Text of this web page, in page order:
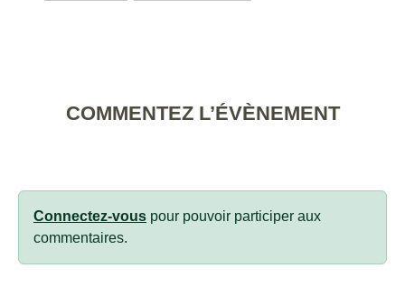
COMMENTEZ L’ÉVÈNEMENT
Connectez-vous pour pouvoir participer aux
commentaires.